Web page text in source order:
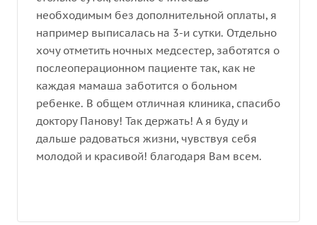
необходимым без дополнительной оплаты, я
например выписалась на 3-и сутки. Отдельно
хочу отметить ночных медсестер, заботятся о
послеоперационном пациенте так, как не
каждая мамаша заботится о больном
ребенке. В общем отличная клиника, спасибо
доктору Панову! Так держать! А я буду и
дальше радоваться жизни, чувствуя себя
молодой и красивой! благодаря Вам всем.